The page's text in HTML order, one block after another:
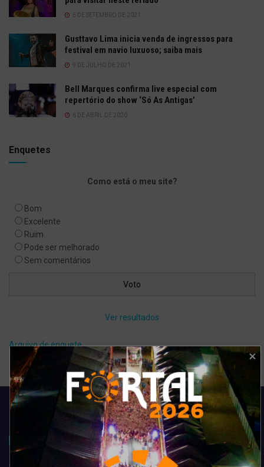
6 DE SETEMBRO DE 2021
Gusttavo Lima inicia venda de ingressos para
festival em navio luxuoso; saiba mais
9 DE JULHO DE 2021
Bell Marques confirma live especial com
repertório do show ‘Só As Antigas’
6 DE ABRIL DE 2020
Enquetes
Como está o meu site?
Bom
Excelente
Ruim
Pode ser melhorado
Sem comentários
Ver resultados
Arquivo de enquete
Acompanhe todas as novidades do entretenimento na região de